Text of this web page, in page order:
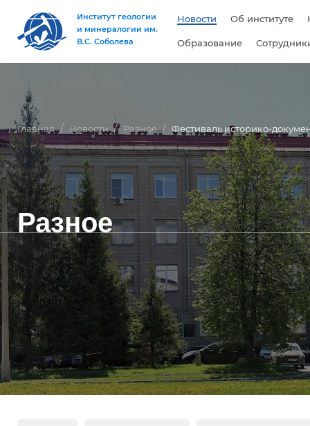
Институт геологии
и минералогии им.
В.С. Соболева
Новости Об институте
Образование
Главная Новости Разное Фестиваль историко-
Разное